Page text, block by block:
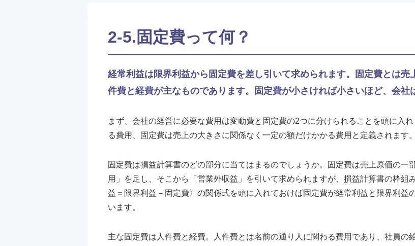
2-5.固定費って何？
経常利益は限界利益から固定費を差し引いて求められます。固定費とは売
件費と経費が主なものであります。固定費が小さければ小さいほど、会社
まず、会社の経営に必要な費用は変動費と固定費の2つに分けられることを頭に入
る費用、固定費は売上の大きさに関係なく一定の額だけかかる費用と定義されます。
固定費は損益計算書のどの部分に当てはまるのでしょうか。固定費は売上原価の一
用」を足し、そこから「営業外収益」を引いて求められますが、損益計算書の枠組
益＝限界利益－固定費〉の関係式を頭に入れておけば固定費が経常利益と限界利益
います。
主な固定費は人件費と経費。人件費とは名前の通り人に関わる費用であり、社員の